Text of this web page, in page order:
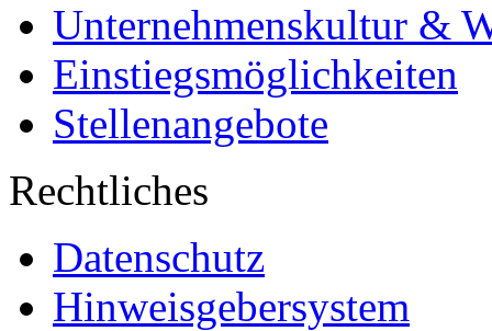
Unternehmenskultur &
Einstiegsmöglichkeiten
Stellenangebote
Rechtliches
Datenschutz
Hinweisgebersystem